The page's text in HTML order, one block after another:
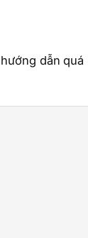
dẫn quá